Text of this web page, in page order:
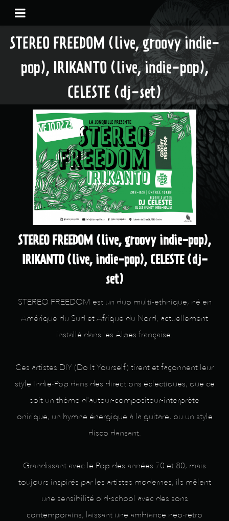
STEREO FREEDOM (live, groovy indie-
pop), IRIKANTO (live, indie-pop),
CELESTE (dj-set)
STEREO FREEDOM (live, groovy indie-pop),
IRIKANTO (live, indie-pop), CELESTE (dj-
set)
STEREO FREEDOM est un duo multi-ethnique, né en
Amérique du Sud et Afrique du Nord, actuellement
installé dans les Alpes française.
Ces artistes DIY (Do It Yourself) tirent et façonnent leur
style Indie-Pop dans des directions éclectiques, que ce
soit un thème d'auteur-compositeur-interprète
onirique, un hymne énergique à la guitare, ou un style
disco dansant.
Grandissant avec le Pop des années 70 et 80, mais
toujours inspirés par les artistes modernes, ils mêlent
une sensibilité old-school avec des sons
contemporains, laissant une ambiance neo-retro